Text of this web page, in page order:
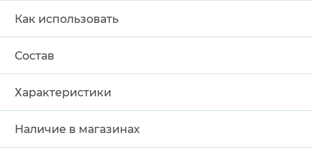
Как использовать
Состав
Характеристики
Наличие в магазинах